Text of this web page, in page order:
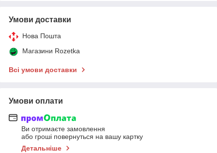
Умови доставки
Нова Пошта
Магазини Rozetka
Всі умови доставки
Умови оплати
Ви отримаєте замовлення
або гроші повернуться на вашу картку
Детальніше